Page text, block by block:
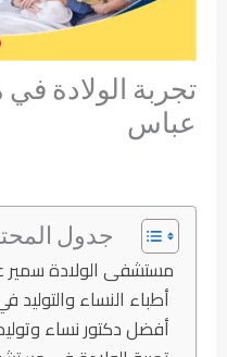
تجربة الولادة
عباس
جدول
مستشفى الولادة
أطباء النساء
أفضل دكتور نساء